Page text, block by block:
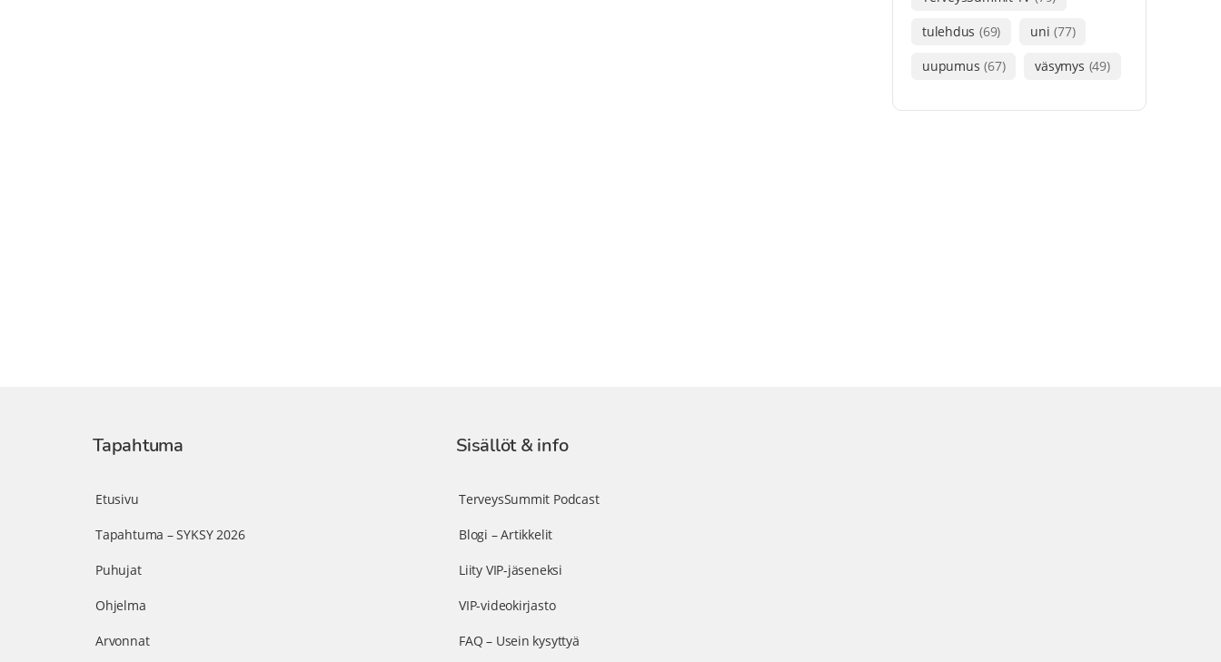
tulehdus (69) uni (77)
uupumus (67) väsymys (49)
Tapahtuma
Etusivu
Tapahtuma – SYKSY 2026
Puhujat
Ohjelma
Arvonnat
Sisällöt & info
TerveysSummit Podcast
Blogi – Artikkelit
Liity VIP-jäseneksi
VIP-videokirjasto
FAQ – Usein kysyttyä